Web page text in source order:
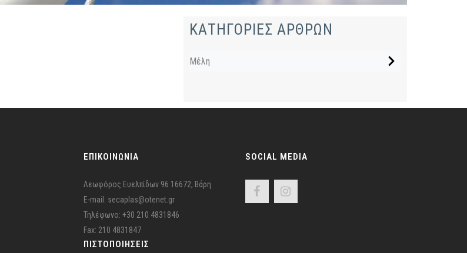
ΚΑΤΗΓΟΡΙΕΣ ΑΡΘΡΩΝ
Μέλη
ΕΠΙΚΟΙΝΩΝΙΑ
Λεωφόρος Ευελπίδων 96 16672, Βάρη
E-mail: secaplas@otenet.gr
Τηλέφωνο: +30 210 4831846
Fax: 210 4831847
ΠΙΣΤΟΠΟΙΉΣΕΙΣ
SOCIAL MEDIA